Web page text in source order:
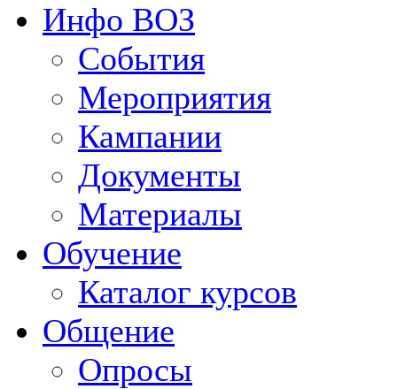
Инфо ВОЗ
События
Мероприятия
Кампании
Документы
Материалы
Обучение
Каталог курсов
Общение
Опросы